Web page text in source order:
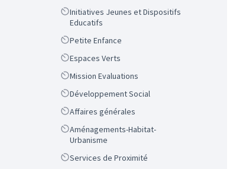
Scope
Initiatives Jeunes et Dispositifs
Educatifs
ScopePetite Enfance
ScopeEspaces Verts
ScopeMission Evaluations
ScopeDéveloppement Social
ScopeAffaires générales
Scope
Aménagements-Habitat-
Urbanisme
ScopeServices de Proximité